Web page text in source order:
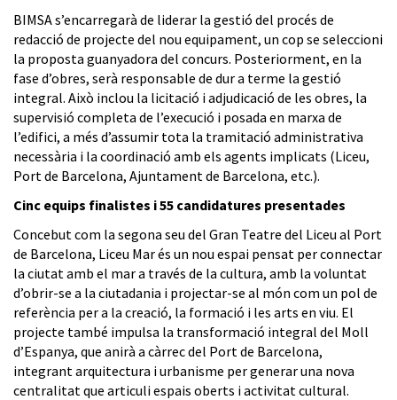
BIMSA s’encarregarà de liderar la gestió del procés de
redacció de projecte del nou equipament, un cop se seleccioni
la proposta guanyadora del concurs. Posteriorment, en la
fase d’obres, serà responsable de dur a terme la gestió
integral. Això inclou la licitació i adjudicació de les obres, la
supervisió completa de l’execució i posada en marxa de
l’edifici, a més d’assumir tota la tramitació administrativa
necessària i la coordinació amb els agents implicats (Liceu,
Port de Barcelona, Ajuntament de Barcelona, etc.).
Cinc equips finalistes i 55 candidatures presentades
Concebut com la segona seu del Gran Teatre del Liceu al Port
de Barcelona, Liceu Mar és un nou espai pensat per connectar
la ciutat amb el mar a través de la cultura, amb la voluntat
d’obrir-se a la ciutadania i projectar-se al món com un pol de
referència per a la creació, la formació i les arts en viu. El
projecte també impulsa la transformació integral del Moll
d’Espanya, que anirà a càrrec del Port de Barcelona,
integrant arquitectura i urbanisme per generar una nova
centralitat que articuli espais oberts i activitat cultural.